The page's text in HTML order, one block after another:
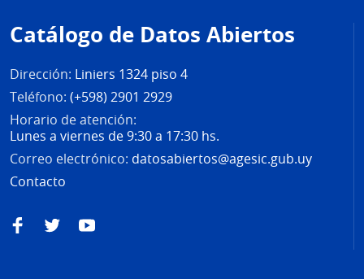
de
página
Catálogo de Datos Abiertos
Dirección: Liniers 1324 piso 4
Teléfono: (+598) 2901 2929
Horario de atención:
Lunes a viernes de 9:30 a 17:30 hs.
Correo electrónico: datosabiertos@agesic.gub.uy
Contacto
FacebookTwitterYouTube